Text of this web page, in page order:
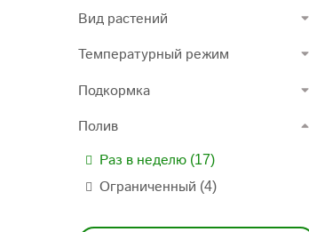
Вид растений
Температурный режим
Подкормка
Полив
Раз в неделю (17)
Ограниченный (4)